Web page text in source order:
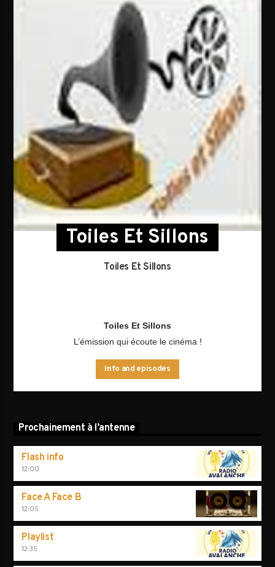
Toiles Et Sillons
Toiles Et Sillons
Toiles Et Sillons
L’émission qui écoute le cinéma !
Info and episodes
Prochainement à l’antenne
Flash info
12:00
Face A Face B
12:05
Playlist
12:35